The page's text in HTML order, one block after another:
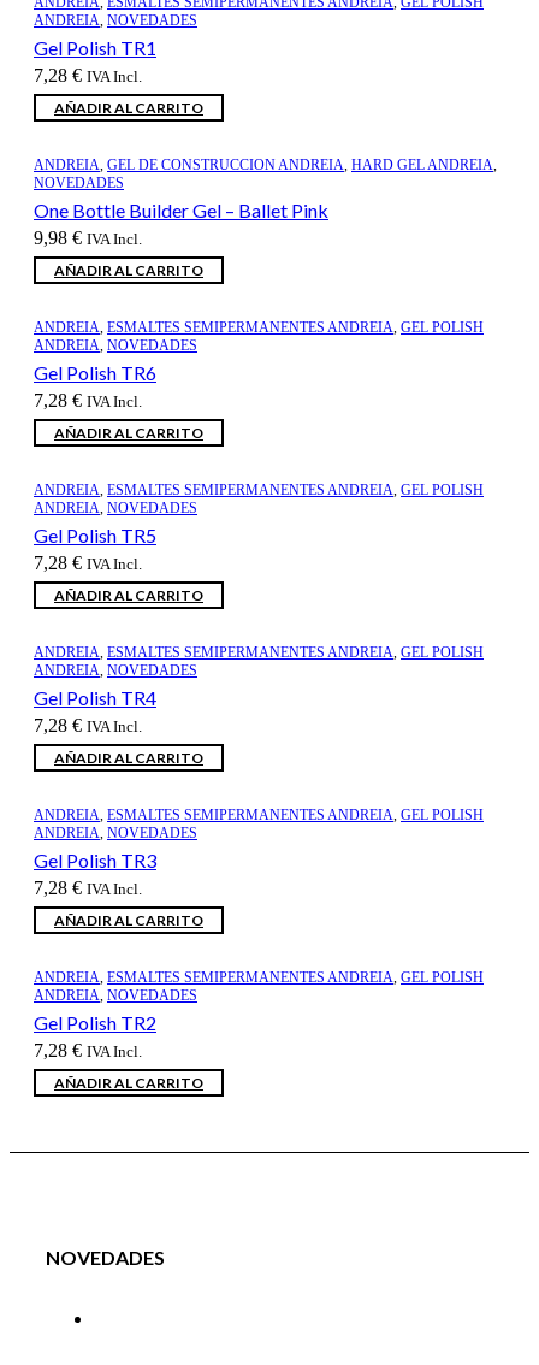
ANDREIA, NOVEDADES
Gel Polish TR1
7,28 € IVA Incl.
AÑADIR AL CARRITO
ANDREIA, GEL DE CONSTRUCCION ANDREIA, HARD GEL ANDREIA,
NOVEDADES
One Bottle Builder Gel – Ballet Pink
9,98 € IVA Incl.
AÑADIR AL CARRITO
ANDREIA, ESMALTES SEMIPERMANENTES ANDREIA, GEL POLISH
ANDREIA, NOVEDADES
Gel Polish TR6
7,28 € IVA Incl.
AÑADIR AL CARRITO
ANDREIA, ESMALTES SEMIPERMANENTES ANDREIA, GEL POLISH
ANDREIA, NOVEDADES
Gel Polish TR5
7,28 € IVA Incl.
AÑADIR AL CARRITO
ANDREIA, ESMALTES SEMIPERMANENTES ANDREIA, GEL POLISH
ANDREIA, NOVEDADES
Gel Polish TR4
7,28 € IVA Incl.
AÑADIR AL CARRITO
ANDREIA, ESMALTES SEMIPERMANENTES ANDREIA, GEL POLISH
ANDREIA, NOVEDADES
Gel Polish TR3
7,28 € IVA Incl.
AÑADIR AL CARRITO
ANDREIA, ESMALTES SEMIPERMANENTES ANDREIA, GEL POLISH
ANDREIA, NOVEDADES
Gel Polish TR2
7,28 € IVA Incl.
AÑADIR AL CARRITO
NOVEDADES